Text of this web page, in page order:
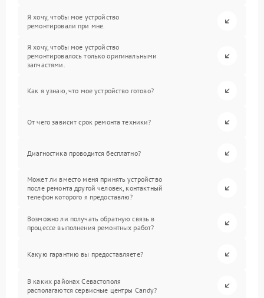
Я хочу, чтобы мое устройство
ремонтировали при мне.
Я хочу, чтобы мое устройство
ремонтировалось только оригинальными
запчастями.
Как я узнаю, что мое устройство готово?
От чего зависит срок ремонта техники?
Диагностика проводится бесплатно?
Может ли вместо меня принять устройство
после ремонта другой человек, контактный
телефон которого я предоставлю?
Возможно ли получать обратную связь в
процессе выполнения ремонтных работ?
Какую гарантию вы предоставляете?
В каких районах Севастополя
располагаются сервисные центры Candy?